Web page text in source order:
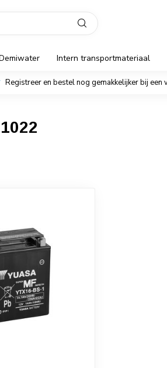
Intern transportmateriaal
Registreer en bestel nog gemakkelijker bij een